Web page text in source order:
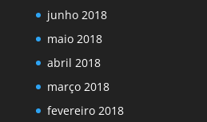
junho 2018
maio 2018
abril 2018
março 2018
fevereiro 2018